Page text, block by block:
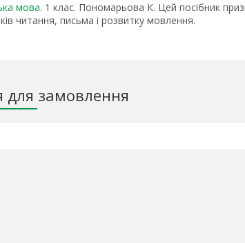
мова. 1 клас. Пономарьова К. Цей посібник
читання, письма і розвитку мовлення.
для замовлення